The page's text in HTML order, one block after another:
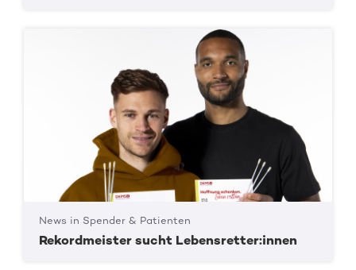
News in Spender & Patienten
Rekordmeister sucht Lebensretter:innen